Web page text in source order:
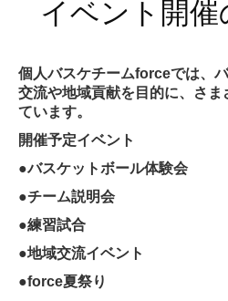
イベント開
個人バスケチームforceでは、
交流や地域貢献を目的に、さま
ています。
開催予定イベント
●バスケットボール体験会
●チーム説明会
●練習試合
●地域交流イベント
●force夏祭り